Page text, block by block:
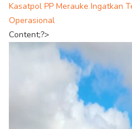
Kasatpol PP Merauke Ingatkan
Operasional
Content;?>